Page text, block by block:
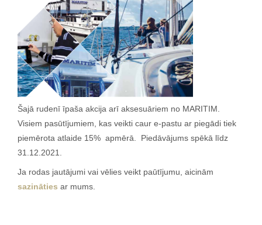
Šajā rudenī īpaša akcija arī aksesuāriem no MARITIM.
Visiem pasūtījumiem, kas veikti caur e-pastu ar piegādi tiek
piemērota atlaide 15% apmērā. Piedāvājums spēkā līdz
31.12.2021.
Ja rodas jautājumi vai vēlies veikt paūtījumu, aicinām
sazināties ar mums.